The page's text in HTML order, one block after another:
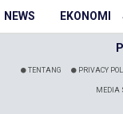
NEWS EKONOMI
TENTANG PRIVACY
MEDIA